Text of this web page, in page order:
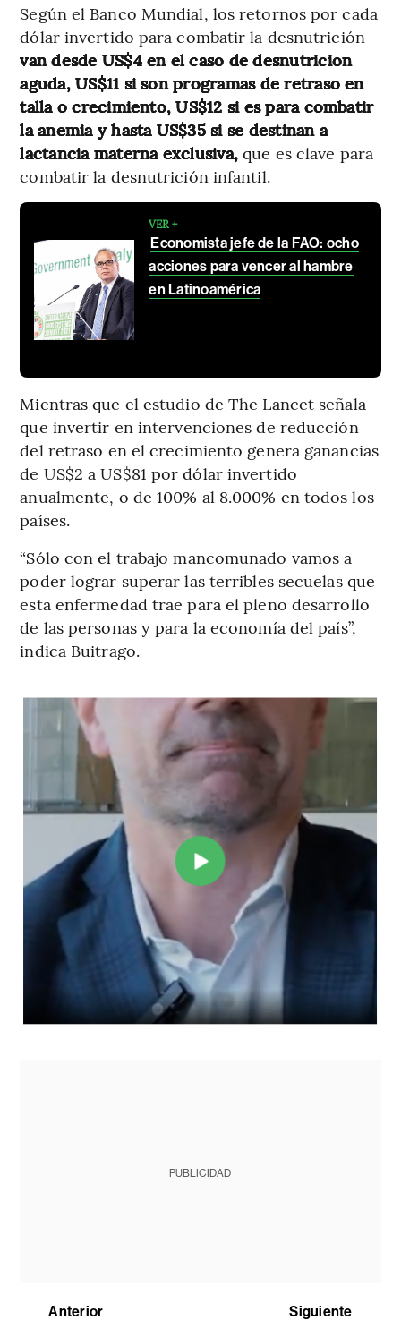
Según el Banco Mundial, los retornos por cada
dólar invertido para combatir la desnutrición
van desde US$4 en el caso de desnutrición
aguda, US$11 si son programas de retraso en
talla o crecimiento, US$12 si es para combatir
la anemia y hasta US$35 si se destinan a
lactancia materna exclusiva, que es clave para
combatir la desnutrición infantil.
VER +
Economista jefe de la FAO: ocho
acciones para vencer al hambre
en Latinoamérica
Mientras que el estudio de The Lancet señala
que invertir en intervenciones de reducción
del retraso en el crecimiento genera ganancias
de US$2 a US$81 por dólar invertido
anualmente, o de 100% al 8.000% en todos los
países.
“Sólo con el trabajo mancomunado vamos a
poder lograr superar las terribles secuelas que
esta enfermedad trae para el pleno desarrollo
de las personas y para la economía del país”,
indica Buitrago.
PUBLICIDAD
Anterior Siguiente